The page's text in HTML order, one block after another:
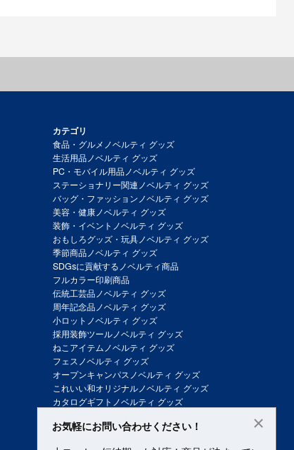
カテゴリ
食品・グルメノベルティ グッズ
生活用品ノベルティ グッズ
PC・モバイル用品ノベルティ グッズ
ステーショナリー関連ノベルティ グッズ
バッグ・ファッションノベルティ グッズ
美容・健康ノベルティ グッズ
装飾・イベントノベルティ グッズ
おもしろグッズ・玩具ノベルティ グッズ
季節商品ノベルティ グッズ
SDGsに貢献するノベルティ商品
フルカラー印刷商品
伝統工芸品ノベルティ グッズ
周年記念品ノベルティ グッズ
小ロットノベルティ グッズ
採用装飾ツールノベルティ グッズ
ねこアイテムノベルティ グッズ
フェスノベルティ グッズ
オープンキャンパスノベルティ グッズ
これいい和オリジナルノベルティ グッズ
カタログギフトノベルティ グッズ
お気軽にお問い合わせください！
×